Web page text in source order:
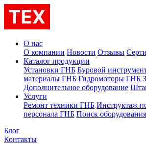
О нас
О компании Новости Отзывы
Каталог продукции
Установки ГНБ Буровой
материалы ГНБ Гидромоторы ГНБ
Дополнительное оборудование
Услуги
Ремонт техники ГНБ Инструктаж
персонала ГНБ Поиск
Блог
Контакты